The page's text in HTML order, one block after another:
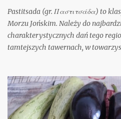
Pastitsada (gr. Παστιτσάδα) to
Morzu Jońskim. Należy do
charakterystycznych dań tego
tamtejszych tawernach, w
są ogólnie i łatwo dostępne. Nie